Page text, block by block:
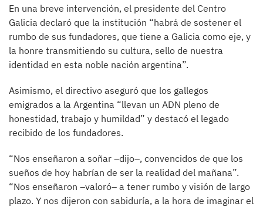
En una breve intervención, el presidente del Centro
Galicia declaró que la institución “habrá de sostener el
rumbo de sus fundadores, que tiene a Galicia como eje, y
la honre transmitiendo su cultura, sello de nuestra
identidad en esta noble nación argentina”.
Asimismo, el directivo aseguró que los gallegos
emigrados a la Argentina “llevan un ADN pleno de
honestidad, trabajo y humildad” y destacó el legado
recibido de los fundadores.
“Nos enseñaron a soñar –dijo–, convencidos de que los
sueños de hoy habrían de ser la realidad del mañana”.
“Nos enseñaron –valoró– a tener rumbo y visión de largo
plazo. Y nos dijeron con sabiduría, a la hora de imaginar el